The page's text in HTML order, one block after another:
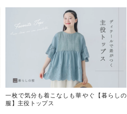
一枚で気分も着こなしも華やぐ【暮らしの
服】主役トップス